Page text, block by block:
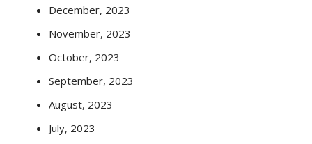
December, 2023
November, 2023
October, 2023
September, 2023
August, 2023
July, 2023